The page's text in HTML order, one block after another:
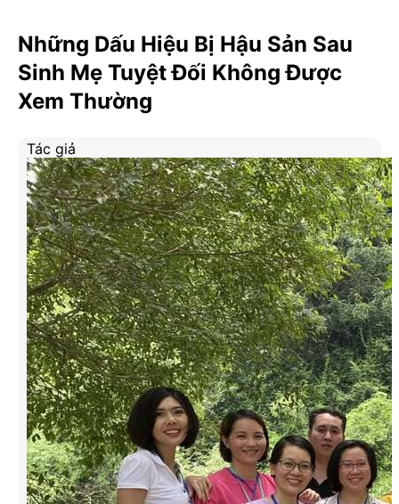
Những Dấu Hiệu Bị Hậu Sản Sau
Sinh Mẹ Tuyệt Đối Không Được
Xem Thường
Tác giả